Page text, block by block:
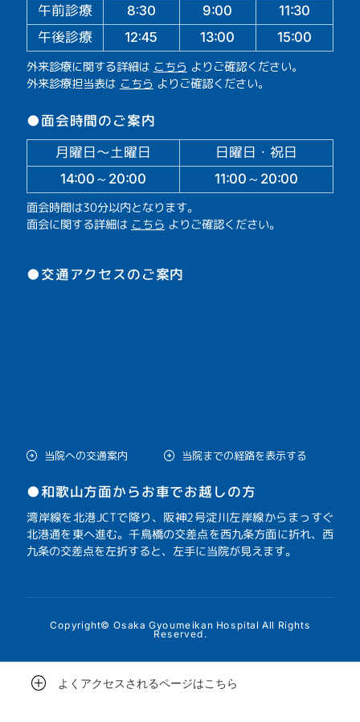
午前診療
8:30 9:00 11:30
午後診療 12:45 13:00 15:00
外来診療に関する詳細は こちら よりご確認ください。
外来診療担当表は こちら よりご確認ください。
●面会時間のご案内
月曜日～土曜日 日曜日・祝日
14:00～20:00 11:00～20:00
面会時間は30分以内となります。
面会に関する詳細は こちら よりご確認ください。
●交通アクセスのご案内
当院への交通案内 当院までの経路を表示する
●和歌山方面からお車でお越しの方
湾岸線を北港JCTで降り、阪神2号淀川左岸線からまっすぐ
北港通を東へ進む。千鳥橋の交差点を西九条方面に折れ、西
九条の交差点を左折すると、左手に当院が見えます。
Copyright© Osaka Gyoumeikan Hospital All Rights
Reserved.
よくアクセスされるページはこちら